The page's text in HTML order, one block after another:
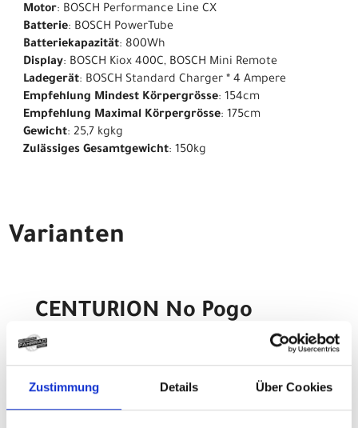
Zustimmung Details Über Cookies
Motor: BOSCH Performance Line CX
Batterie: BOSCH PowerTube
Batteriekapazität: 800Wh
Display: BOSCH Kiox 400C, BOSCH Mini Remote
Ladegerät: BOSCH Standard Charger * 4 Ampere
Empfehlung Mindest Körpergrösse: 154cm
Empfehlung Maximal Körpergrösse: 175cm
Gewicht: 25,7 kgkg
Zulässiges Gesamtgewicht: 150kg
Varianten
CENTURION No Pogo
R3000 L 29"/27.5" 44cm
Chromschwarz/Schwarz
Modelljahr 2026